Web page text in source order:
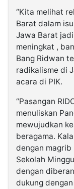
“Kita melihat
Barat dalam
Jawa Barat
meningkat ,
Bang Ridwan
radikalisme di
acara di PIK.
“Pasangan
menuliskan
mewujudkan
beragama.
dengan magrib
Sekolah
dengan
dukung